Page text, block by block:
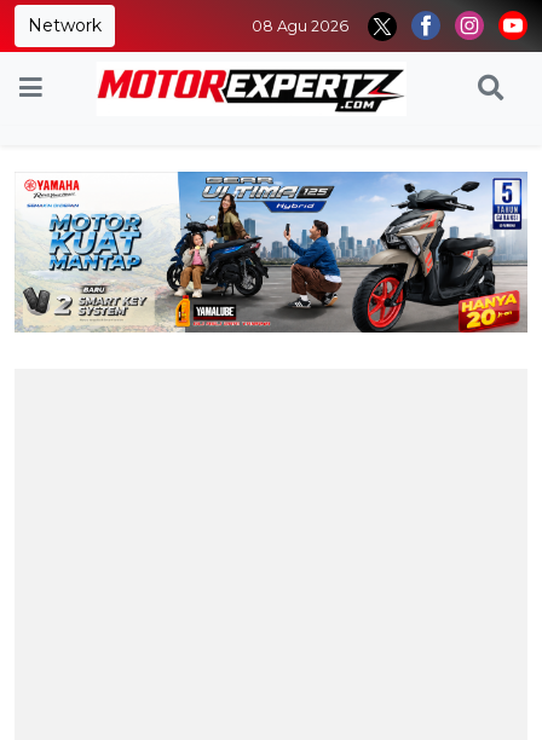
Network 08 Agu 2026